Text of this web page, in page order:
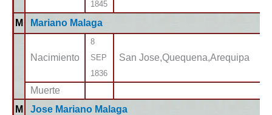
1845
M Mariano Malaga
Nacimiento
8
SEP
1836
San Jose,Quequena,Arequipa
Muerte
M
Jose Mariano Malaga